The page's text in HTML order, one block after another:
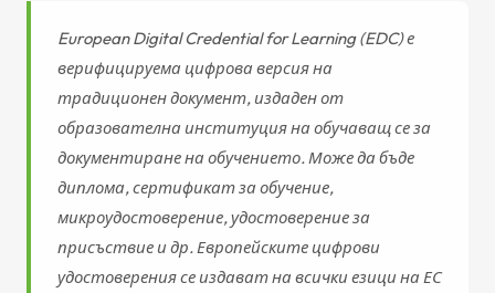
European Digital Credential for Learning (EDC) е
верифицируема цифрова версия на
традиционен документ, издаден от
образователна институция на обучаващ се за
документиране на обучението. Може да бъде
диплома, сертификат за обучение,
микроудостоверение, удостоверение за
присъствие и др. Европейските цифрови
удостоверения се издават на всички езици на ЕС